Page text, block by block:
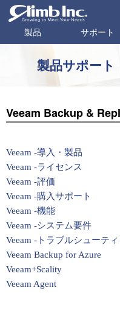
製品 サポート
製品サポー
Veeam Backup &
Veeam -導入・製品
Veeam -ライセンス
Veeam -評価
Veeam -購入サポート
Veeam -機能
Veeam -システム要件
Veeam -トラブルシューテ
Veeam Backup for Azure
Veeam+Scality
Veeam Agent